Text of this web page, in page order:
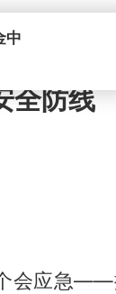
全防线
个会应急